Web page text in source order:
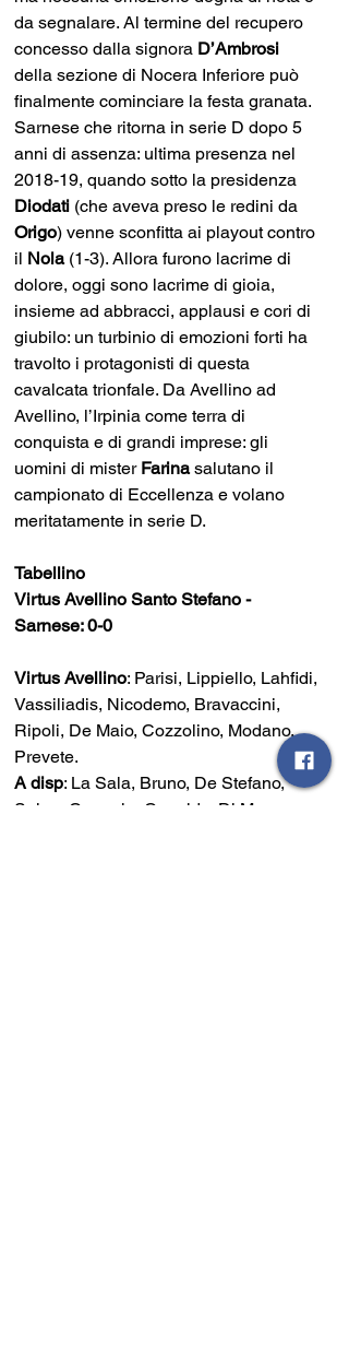
da segnalare. Al termine del recupero
concesso dalla signora D’Ambrosi
della sezione di Nocera Inferiore può
finalmente cominciare la festa granata.
Sarnese che ritorna in serie D dopo 5
anni di assenza: ultima presenza nel
2018-19, quando sotto la presidenza
Diodati (che aveva preso le redini da
Origo) venne sconfitta ai playout contro
il Nola (1-3). Allora furono lacrime di
dolore, oggi sono lacrime di gioia,
insieme ad abbracci, applausi e cori di
giubilo: un turbinio di emozioni forti ha
travolto i protagonisti di questa
cavalcata trionfale. Da Avellino ad
Avellino, l’Irpinia come terra di
conquista e di grandi imprese: gli
uomini di mister Farina salutano il
campionato di Eccellenza e volano
meritatamente in serie D.
Tabellino
Virtus Avellino Santo Stefano -
Sarnese: 0-0
Virtus Avellino: Parisi, Lippiello, Lahfidi,
Vassiliadis, Nicodemo, Bravaccini,
Ripoli, De Maio, Cozzolino, Modano,
Prevete.
A disp: La Sala, Bruno, De Stefano,
Spina, Coppola, Capaldo, Di Maso,